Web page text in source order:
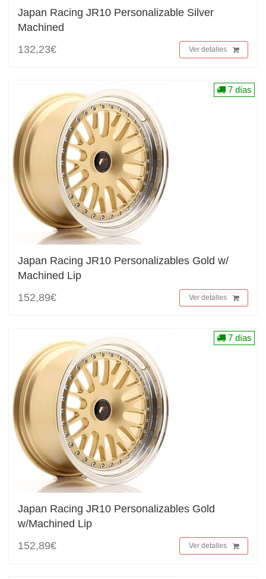
Japan Racing JR10 Personalizable Silver
Machined
132,23€
Ver detalles
Japan Racing JR10 Personalizables Gold w/
Machined Lip
152,89€
Ver detalles
7 días
Japan Racing JR10 Personalizables Gold
w/Machined Lip
152,89€
Ver detalles
7 días